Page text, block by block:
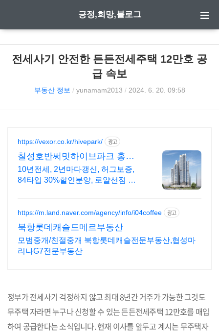
긍정,희망,블로그
전세사기 안전한 든든전세주택 12만호 공
급 속보
부동산 정보 / yunamam2013 / 2024. 6. 20. 09:58
https://vexor.co.kr/hivepark/ 광고
칠성호반써밋하이브파크 홍보
관 10년 전세임대
10년전세, 2년마다갱신, 허그보증,
84타입 30%할인분양, 로얄선점 빠
https://m.land.naver.com/agency/info/i04coffee 광고
북항롯데캐슬드메르부동산
모범중개/친절중개 북항롯데캐슬전문부동산,협성마
리나G7전문부동산
정부가 전세사기 걱정하지 않고 최대 8년간 거주가 가능한 그것도
무주택 자라면 누구나 신청할 수 있는 든든전세주택 12만호를 매입
하여 공급한다는 소식입니다. 현재 이사를 앞두고 계시는 무주택자